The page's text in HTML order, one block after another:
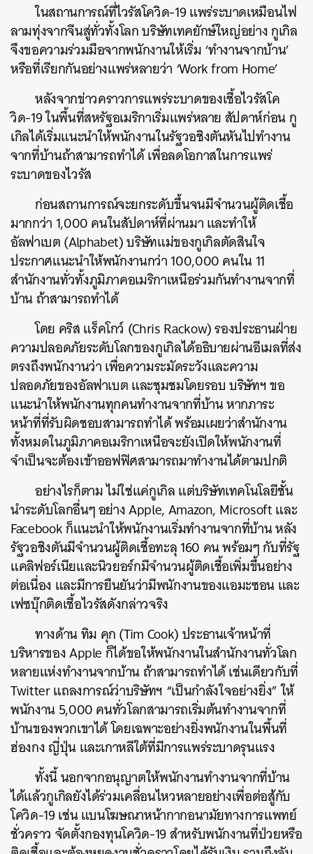
ในสถานการณ์ที่ไวรัสโควิด-19 แพร่ระบาดเหมือนไฟ
ลามทุ่งจากจีนสู่ทั่วทั้งโลก บริษัทเทคยักษ์ใหญ่อย่าง กูเกิล
จึงขอความร่วมมือจากพนักงานให้เริ่ม ‘ทำงานจากบ้าน’
หรือที่เรียกกันอย่างแพร่หลายว่า ‘Work from Home’
หลังจากข่าวคราวการแพร่ระบาดของเชื้อไวรัสโค
วิด-19 ในพื้นที่สหรัฐอเมริกาเริ่มแพร่หลาย สัปดาห์ก่อน กู
เกิลได้เริ่มแนะนำให้พนักงานในรัฐวอชิงตันหันไปทำงาน
จากที่บ้านถ้าสามารถทำได้ เพื่อลดโอกาสในการแพร่
ระบาดของไวรัส
ก่อนสถานการณ์จะยกระดับขึ้นจนมีจำนวนผู้ติดเชื้อ
มากกว่า 1,000 คนในสัปดาห์ที่ผ่านมา และทำให้
อัลฟาเบต (Alphabet) บริษัทแม่ของกูเกิลตัดสินใจ
ประกาศแนะนำให้พนักงานกว่า 100,000 คนใน 11
สำนักงานทั่วทั้งภูมิภาคอเมริกาเหนือร่วมกันทำงานจากที่
บ้าน ถ้าสามารถทำได้
โดย คริส แร็คโกว์ (Chris Rackow) รองประธานฝ่าย
ความปลอดภัยระดับโลกของกูเกิลได้อธิบายผ่านอีเมลที่ส่ง
ตรงถึงพนักงานว่า เพื่อความระมัดระวังและความ
ปลอดภัยของอัลฟาเบต และชุมชมโดยรอบ บริษัทฯ ขอ
แนะนำให้พนักงานทุกคนทำงานจากที่บ้าน หากภาระ
หน้าที่ที่รับผิดชอบสามารถทำได้ พร้อมเผยว่าสำนักงาน
ทั้งหมดในภูมิภาคอเมริกาเหนือจะยังเปิดให้พนักงานที่
จำเป็นจะต้องเข้าออฟฟิศสามารถมาทำงานได้ตามปกติ
อย่างไรก็ตาม ไม่ใช่แค่กูเกิล แต่บริษัทเทคโนโลยีชั้น
นำระดับโลกอื่นๆ อย่าง Apple, Amazon, Microsoft และ
Facebook ก็แนะนำให้พนักงานเริ่มทำงานจากที่บ้าน หลัง
รัฐวอชิงตันมีจำนวนผู้ติดเชื้อทะลุ 160 คน พร้อมๆ กับที่รัฐ
แคลิฟอร์เนียและนิวยอร์กมีจำนวนผู้ติดเชื้อเพิ่มขึ้นอย่าง
ต่อเนื่อง และมีการยืนยันว่ามีพนักงานของแอมะซอน และ
เฟซบุ๊กติดเชื้อไวรัสดังกล่าวจริง
ทางด้าน ทิม คุก (Tim Cook) ประธานเจ้าหน้าที่
บริหารของ Apple ก็ได้ขอให้พนักงานในสำนักงานทั่วโลก
หลายแห่งทำงานจากบ้าน ถ้าสามารถทำได้ เช่นเดียวกับที่
Twitter แถลงการณ์ว่าบริษัทฯ “เป็นกำลังใจอย่างยิ่ง” ให้
พนักงาน 5,000 คนทั่วโลกสามารถเริ่มต้นทำงานจากที่
บ้านของพวกเขาได้ โดยเฉพาะอย่างยิ่งพนักงานในพื้นที่
ฮ่องกง ญี่ปุ่น และเกาหลีใต้ที่มีการแพร่ระบาดรุนแรง
ทั้งนี้ นอกจากอนุญาตให้พนักงานทำงานจากที่บ้าน
ได้แล้วกูเกิลยังได้ร่วมเคลื่อนไหวหลายอย่างเพื่อต่อสู้กับ
โควิด-19 เช่น แบนโฆษณาหน้ากากอนามัยทางการแพทย์
ชั่วคราว จัดตั้งกองทุนโควิด-19 สำหรับพนักงานที่ป่วยหรือ
ค้นหา
SHARE TWEET LINE EMAIL